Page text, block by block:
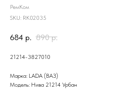
РемКом
SKU: RK02035
684 р. 890 р.
21214-3827010
Марка: LADA (ВАЗ)
Модель: Нива 21214 Урбан